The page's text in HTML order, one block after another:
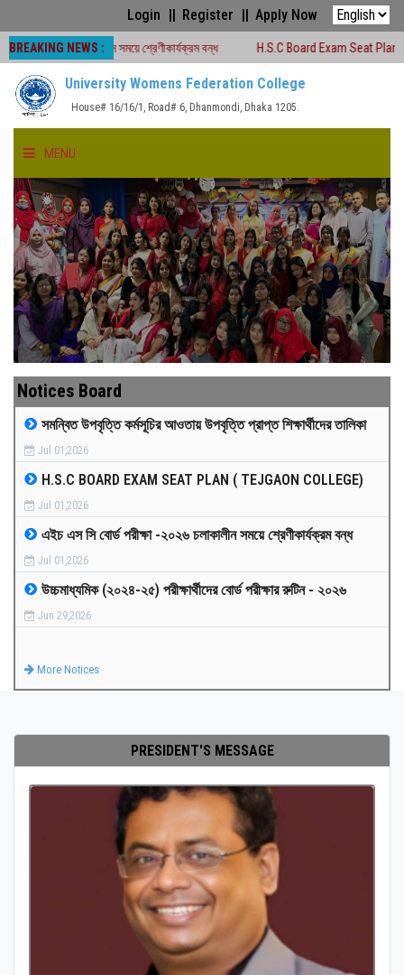
Login Register Apply Now
BREAKING NEWS :
চলাকালীন সময়ে শ্রেণীকার্যক্রম বন্ধ H.S.C Board Exam Seat Plan ( TEJGAON
University Womens Federation College
House# 16/16/1, Road# 6, Dhanmondi, Dhaka 1205.
MENU
HOME
ABOUT US
FACULTIES
ACADEMICS
GALLERY
MEDIA
PAYMENT
RESULTS
Notices Board
সমন্বিত উপবৃত্তি কর্মসূচির আওতায় উপবৃত্তি প্রাপ্ত শিক্ষার্থীদের তালিকা
Jul 01,2026
H.S.C BOARD EXAM SEAT PLAN ( TEJGAON COLLEGE)
Jul 01,2026
এইচ এস সি বোর্ড পরীক্ষা -২০২৬ চলাকালীন সময়ে শ্রেণীকার্যক্রম বন্ধ
Jul 01,2026
উচ্চমাধ্যমিক (২০২৪-২৫) পরীক্ষার্থীদের বোর্ড পরীক্ষার রুটিন - ২০২৬
Jun 29,2026
More Notices
PRESIDENT'S MESSAGE